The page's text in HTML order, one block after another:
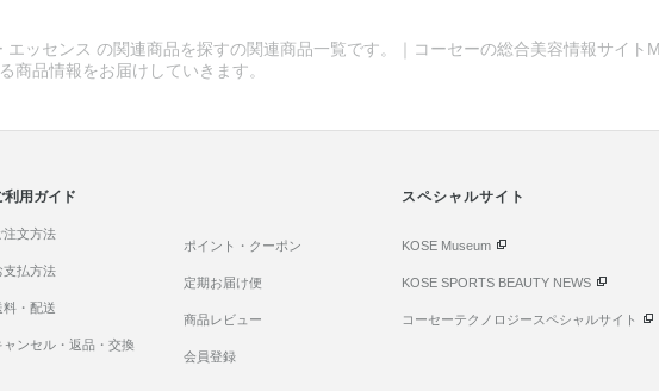
エッセンス の関連商品を探すの関連商品一覧です。｜コーセーの総合美容情報サイ
商品情報をお届けしていきます。
利用ガイド
注文方法
支払方法
料・配送
ャンセル・返品・交換
ポイント・クーポン
定期お届け便
商品レビュー
会員登録
スペシャルサイト
KOSE Museum
KOSE SPORTS BEAUTY NEWS
コーセーテクノロジースペシャルサイト